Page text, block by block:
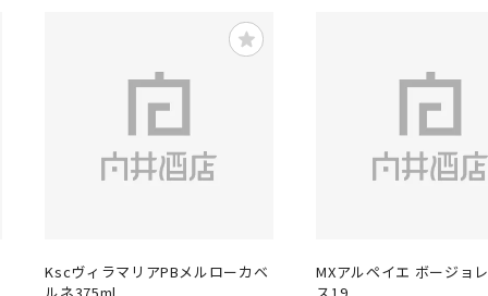
KscヴィラマリアPBメルローカベ
MXアルペイエ ボージョ